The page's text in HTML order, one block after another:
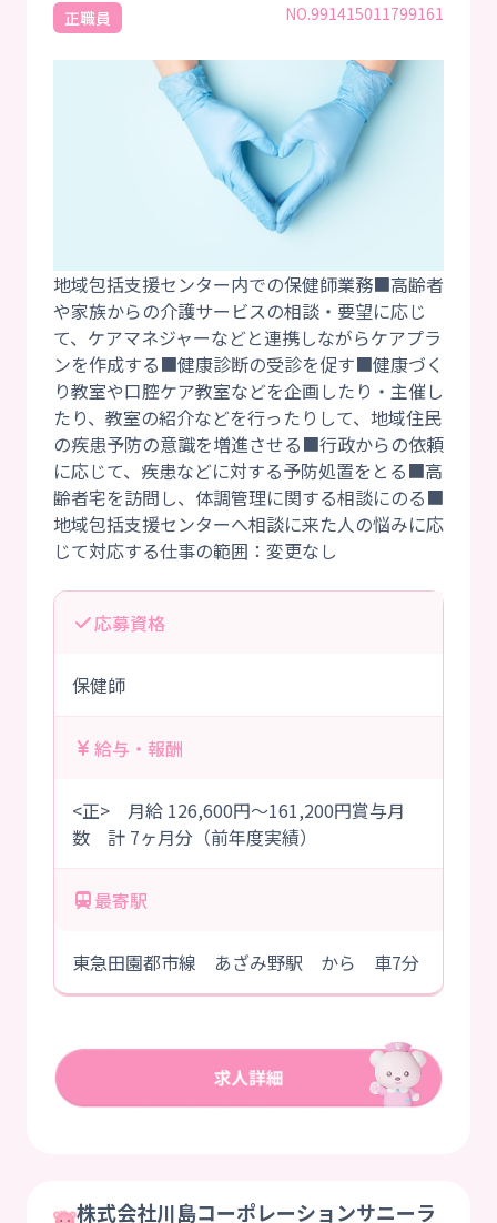
正職員 NO.991415011799161
地域包括支援センター内での保健師業務■高齢者
や家族からの介護サービスの相談・要望に応じ
て、ケアマネジャーなどと連携しながらケアプラ
ンを作成する■健康診断の受診を促す■健康づく
り教室や口腔ケア教室などを企画したり・主催し
たり、教室の紹介などを行ったりして、地域住民
の疾患予防の意識を増進させる■行政からの依頼
に応じて、疾患などに対する予防処置をとる■高
齢者宅を訪問し、体調管理に関する相談にのる■
地域包括支援センターへ相談に来た人の悩みに応
応募資格
保健師
給与・報酬
<正> 月給 126,600円～161,200円賞与月
数 計 7ヶ月分（前年度実績）
最寄駅
東急田園都市線 あざみ野駅 から 車7分
株式会社川島コーポレーションサニーラ